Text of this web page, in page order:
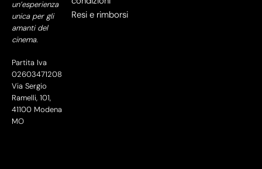
un’esperienza
unica per gli
amanti del
cinema.
Partita Iva
02603471208
Via Sergio
Ramelli, 101,
41100 Modena
MO
Resi e rimborsi